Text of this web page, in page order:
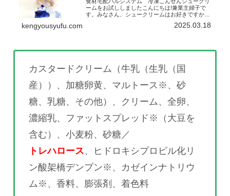
ームをお試ししましたこんにちは!兼業主婦子で
す。みなさん、シュークリームはお好きですか？
卵、バターなどを混ぜて焼いたシュー生地にクリ
kengyousyufu.com 2025.03.18
カスタードクリーム（牛乳（生乳（国
産））、加糖卵黄、マルトース※、砂
糖、乳糖、その他）、クリーム、全卵、
濃縮乳、ファットスプレッド※（大豆を
含む）、小麦粉、砂糖／
トレハロース、ヒドロキシプロピル化リ
ン酸架橋デンプン※、カゼインナトリウ
ム※、香料、膨張剤、着色料